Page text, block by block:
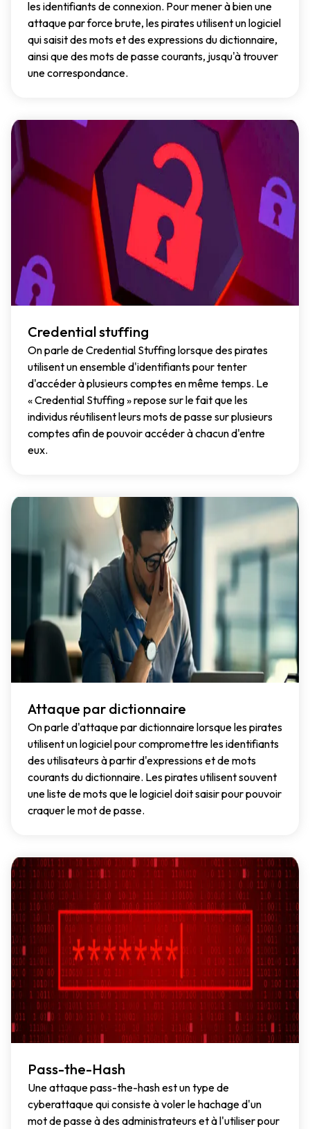
les identifiants de connexion. Pour mener à bien une
attaque par force brute, les pirates utilisent un logiciel
qui saisit des mots et des expressions du dictionnaire,
ainsi que des mots de passe courants, jusqu'à trouver
une correspondance.
Credential stuffing
On parle de Credential Stuffing lorsque des pirates
utilisent un ensemble d'identifiants pour tenter
d'accéder à plusieurs comptes en même temps. Le
« Credential Stuffing » repose sur le fait que les
individus réutilisent leurs mots de passe sur plusieurs
comptes afin de pouvoir accéder à chacun d'entre
eux.
Attaque par dictionnaire
On parle d'attaque par dictionnaire lorsque les pirates
utilisent un logiciel pour compromettre les identifiants
des utilisateurs à partir d'expressions et de mots
courants du dictionnaire. Les pirates utilisent souvent
une liste de mots que le logiciel doit saisir pour pouvoir
craquer le mot de passe.
Pass-the-Hash
Une attaque pass-the-hash est un type de
cyberattaque qui consiste à voler le hachage d'un
mot de passe à des administrateurs et à l'utiliser pour